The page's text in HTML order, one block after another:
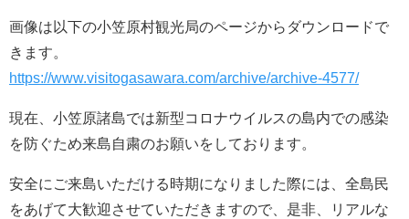
画像は以下の小笠原村観光局のページからダウンロードで
きます。
https://www.visitogasawara.com/archive/archive-4577/
現在、小笠原諸島では新型コロナウイルスの島内での感染
を防ぐため来島自粛のお願いをしております。
安全にご来島いただける時期になりました際には、全島民
をあげて大歓迎させていただきますので、是非、リアルな